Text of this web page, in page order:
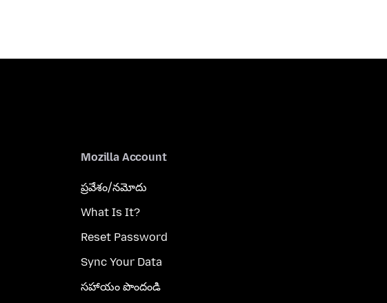
Mozilla Account
ప్రవేశం/నమోదు
What Is It?
Reset Password
Sync Your Data
సహాయం పొందండి